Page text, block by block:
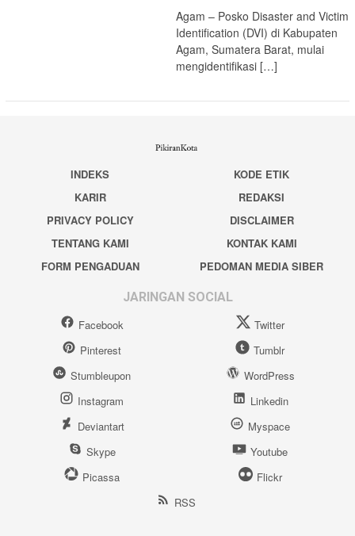
Agam – Posko Disaster and Victim
Identification (DVI) di Kabupaten
Agam, Sumatera Barat, mulai
mengidentifikasi […]
INDEKS
KODE ETIK
KARIR
REDAKSI
PRIVACY POLICY
DISCLAIMER
TENTANG KAMI
KONTAK KAMI
FORM PENGADUAN
PEDOMAN MEDIA SIBER
JARINGAN SOCIAL
Facebook
Twitter
Pinterest
Tumblr
Stumbleupon
WordPress
Instagram
Linkedin
Deviantart
Myspace
Skype
Youtube
Picassa
Flickr
RSS